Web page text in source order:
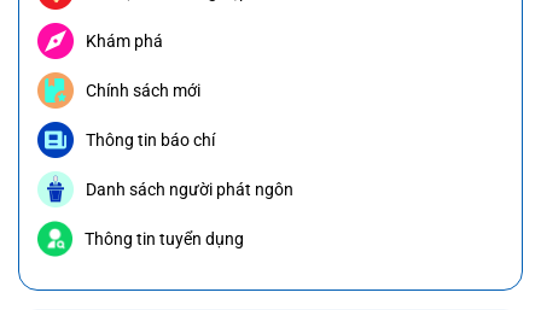
Khám phá
Chính sách mới
Thông tin báo chí
Danh sách người phát ngôn
Thông tin tuyển dụng